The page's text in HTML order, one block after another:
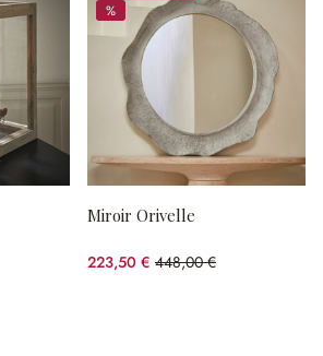
%
%
Miroir Orivelle
223,50 € 448,00 €
(50.11%spared)